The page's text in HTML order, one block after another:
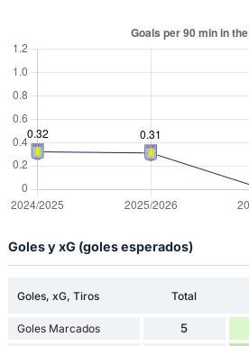
Goles y xG (goles esperados)
Goles, xG, Tiros Total
Goles Marcados 5